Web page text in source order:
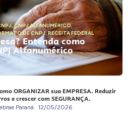
,CNPJ ALFANUMÉRICO,
DE CNPJ,RECEITA FEDERAL
Entenda como
Alfanumérico
ORGANIZAR sua EMPRESA. Reduzir
e crescer com SEGURANÇA.
Paraná 12/05/2026